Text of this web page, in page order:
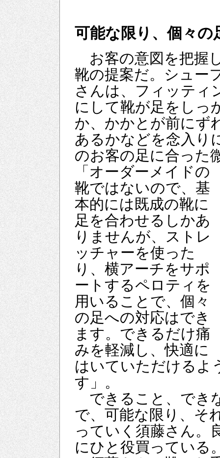
可能な限り、個々の
お客の意図を把握
靴の提案だ。シュー
さんは、フィッティ
にして靴が足をしっ
か、かかとが前にず
あるかなどを念入り
のお客の足に合った
「オーダーメイドの
靴ではないので、基
本的には既成の靴に
足を合わせるしかあ
りませんが、ストレ
ッチャーを使った
り、横アーチをサポ
ートするペロティを
用いることで、個々
の足への対応はでき
ます。できるだけ痛
みを軽減し、快適に
はいていただけるよ
す」。
できること、でき
で、可能な限り、そ
っていく須藤さん。
にひと役買っている